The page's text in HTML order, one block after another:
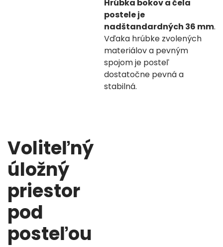
Hrúbka bokov a čela
postele je
nadštandardných 36 mm.
Vďaka hrúbke zvolených
materiálov a pevným
spojom je posteľ
dostatočne pevná a
stabilná.
Voliteľný
úložný
priestor
pod
posteľou